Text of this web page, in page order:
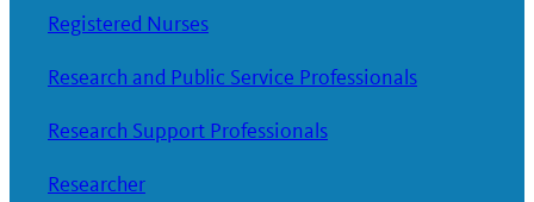
Registered Nurses
Research and Public Service Professionals
Research Support Professionals
Researcher